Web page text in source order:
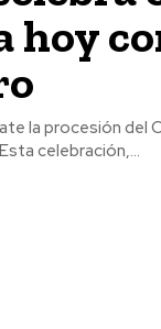
la procesión del
celebración,...